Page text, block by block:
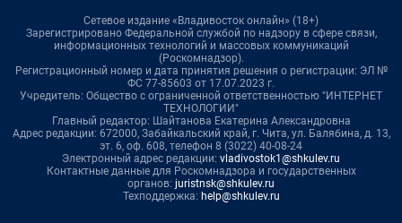
Сетевое издание «Владивосток онлайн» (18+)
Зарегистрировано Федеральной службой по надзору в сфере связи,
информационных технологий и массовых коммуникаций
(Роскомнадзор).
Регистрационный номер и дата принятия решения о регистрации: ЭЛ №
ФС 77-85603 от 17.07.2023 г.
Учредитель: Общество с ограниченной ответственностью "ИНТЕРНЕТ
ТЕХНОЛОГИИ"
Главный редактор: Шайтанова Екатерина Александровна
Адрес редакции: 672000, Забайкальский край, г. Чита, ул. Балябина, д. 13,
эт. 6, оф. 608, телефон 8 (3022) 40-08-24
Электронный адрес редакции: vladivostok1@shkulev.ru
Контактные данные для Роскомнадзора и государственных
органов: juristnsk@shkulev.ru
Техподдержка: help@shkulev.ru